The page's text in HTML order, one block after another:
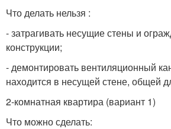
Что делать нельзя :
- затрагивать несущие стены и
конструкции;
- демонтировать вентиляционный
находится в несущей стене, общей
2-комнатная квартира (вариант 1)
Что можно сделать: